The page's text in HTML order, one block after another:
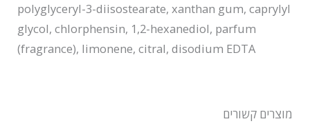
polyglyceryl-3-diisostearate, xanthan gum, caprylyl
glycol, chlorphensin, 1,2-hexanediol, parfum
(fragrance), limonene, citral, disodium EDTA
מוצרים קשורים